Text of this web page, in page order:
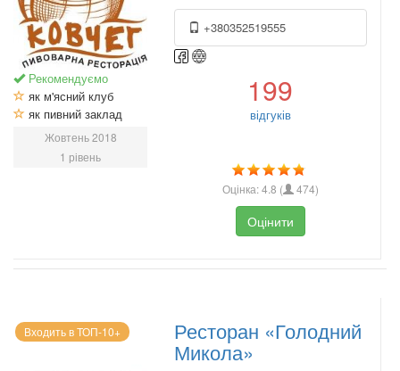
Рекомендуємо
як м'ясний клуб
як пивний заклад
Жовтень 2018
1 рівень
+380352519555
199
відгуків
Оцінка:4.8 ( 474)
Оцінити
Входить в ТОП-10+ Ресторан «Голодний
Микола»